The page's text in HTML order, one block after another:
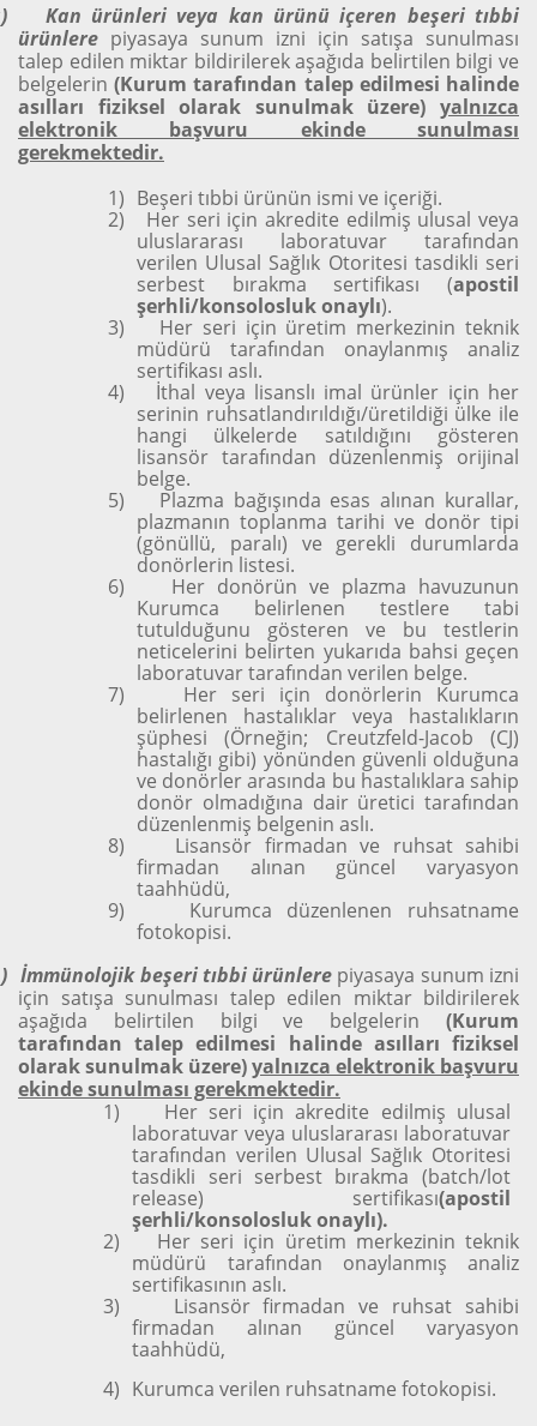
Kan ürünleri veya kan ürünü içeren beşeri tıbbi
ürünlere piyasaya sunum izni için satışa sunulması
talep edilen miktar bildirilerek aşağıda belirtilen bilgi ve
belgelerin(Kurum tarafından talep edilmesi halinde
asılları fiziksel olarak sunulmak üzere) yalnızca
elektronik başvuru ekinde sunulması
gerekmektedir.
1) Beşeri tıbbi ürünün ismi ve içeriği.
2)
Her seri için akredite edilmiş ulusal veya
uluslararası laboratuvar tarafından
verilen Ulusal Sağlık Otoritesi tasdikli seri
serbest bırakma sertifikası (apostil
şerhli/konsolosluk onaylı).
3)
Her seri için üretim merkezinin teknik
müdürü tarafından onaylanmış analiz
sertifikası aslı.
4)
İthal veya lisanslı imal ürünler için her
serinin ruhsatlandırıldığı/üretildiği ülke ile
hangi ülkelerde satıldığını gösteren
lisansör tarafından düzenlenmiş orijinal
belge.
5)
Plazma bağışında esas alınan kurallar,
plazmanın toplanma tarihi ve donör tipi
(gönüllü, paralı) ve gerekli durumlarda
donörlerin listesi.
6)
Her donörün ve plazma havuzunun
Kurumca belirlenen testlere tabi
tutulduğunu gösteren ve bu testlerin
neticelerini belirten yukarıda bahsi geçen
laboratuvar tarafından verilen belge.
7)
Her seri için donörlerin Kurumca
belirlenen hastalıklar veya hastalıkların
şüphesi (Örneğin; Creutzfeld-Jacob (CJ)
hastalığı gibi) yönünden güvenli olduğuna
ve donörler arasında bu hastalıklara sahip
donör olmadığına dair üretici tarafından
düzenlenmiş belgenin aslı.
8)
Lisansör firmadan ve ruhsat sahibi
firmadan alınan güncel varyasyon
taahhüdü,
9)
Kurumca düzenlenen ruhsatname
fotokopisi.
İmmünolojik beşeri tıbbi ürünlere piyasaya sunum izni
için satışa sunulması talep edilen miktar bildirilerek
aşağıda belirtilen bilgi ve belgelerin (Kurum
tarafından talep edilmesi halinde asılları fiziksel
olarak sunulmak üzere)yalnızca elektronik başvuru
ekinde sunulması gerekmektedir.
1)
Her seri için akredite edilmiş ulusal
laboratuvar veya uluslararası laboratuvar
tarafından verilen Ulusal Sağlık Otoritesi
tasdikli seri serbest bırakma (batch/lot
release) sertifikası(apostil
şerhli/konsolosluk onaylı).
2)
Her seri için üretim merkezinin teknik
müdürü tarafından onaylanmış analiz
sertifikasının aslı.
3)
Lisansör firmadan ve ruhsat sahibi
firmadan alınan güncel varyasyon
taahhüdü,
4) Kurumca verilen ruhsatname fotokopisi.